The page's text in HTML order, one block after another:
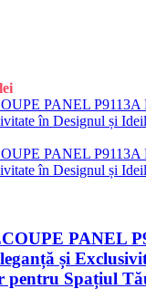
lei
PANEL
și
pentru Spațiul